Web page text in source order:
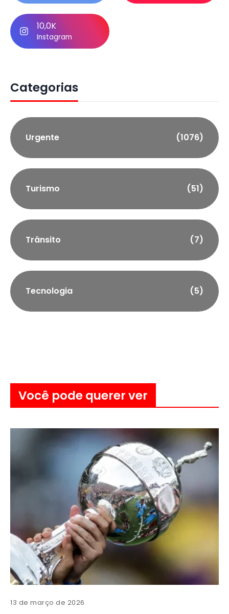
10,0K
Instagram
Categorias
Urgente (1076)
Turismo (51)
Trânsito (7)
Tecnologia (5)
Você pode querer ver
13 de março de 2026